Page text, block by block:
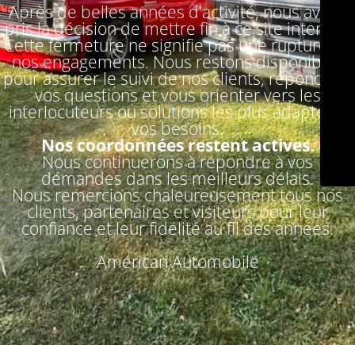
Après de belles années d'activité, nous avons
pris la décision de mettre fin à ce site internet.
Cette fermeture ne signifie pas une rupture de
nos engagements. Nous restons disponibles
pour assurer le suivi de nos clients, répondre à
vos questions et vous orienter vers les
interlocuteurs ou solutions les plus adaptés à
vos besoins.
Nos coordonnées restent actives.
Nous continuerons à répondre à vos
demandes dans les meilleurs délais.
Nous remercions chaleureusement tous nos
clients, partenaires et visiteurs pour leur
confiance et leur fidélité au fil des années.
Américan Automobile